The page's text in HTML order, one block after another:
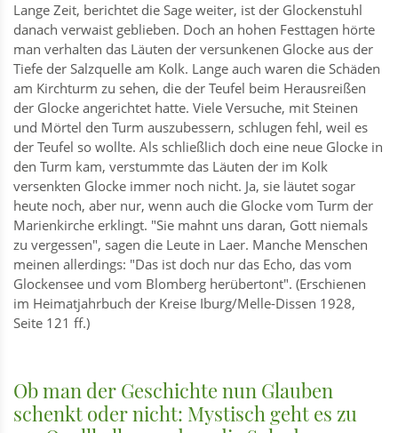
Lange Zeit, berichtet die Sage weiter, ist der Glockenstuhl
danach verwaist geblieben. Doch an hohen Festtagen hörte
man verhalten das Läuten der versunkenen Glocke aus der
Tiefe der Salzquelle am Kolk. Lange auch waren die Schäden
am Kirchturm zu sehen, die der Teufel beim Herausreißen
der Glocke angerichtet hatte. Viele Versuche, mit Steinen
und Mörtel den Turm auszubessern, schlugen fehl, weil es
der Teufel so wollte. Als schließlich doch eine neue Glocke in
den Turm kam, verstummte das Läuten der im Kolk
versenkten Glocke immer noch nicht. Ja, sie läutet sogar
heute noch, aber nur, wenn auch die Glocke vom Turm der
Marienkirche erklingt. "Sie mahnt uns daran, Gott niemals
zu vergessen", sagen die Leute in Laer. Manche Menschen
meinen allerdings: "Das ist doch nur das Echo, das vom
Glockensee und vom Blomberg herübertont". (Erschienen
im Heimatjahrbuch der Kreise Iburg/Melle-Dissen 1928,
Seite 121 ff.)
Ob man der Geschichte nun Glauben
schenkt oder nicht: Mystisch geht es zu